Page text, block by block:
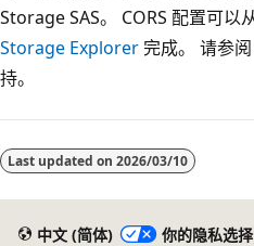
Storage SAS。 CORS 配置可以
Storage Explorer完成。 请参
持。
Last updated on 2026/03/10
中文 (简体) 你的隐私选择